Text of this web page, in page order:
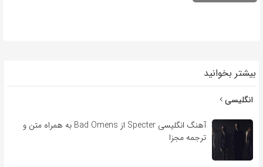
بیشتر بخوانید
انگلیسی
آهنگ انگلیسی Specter از Bad Omens به همراه متن و
ترجمه مجزا